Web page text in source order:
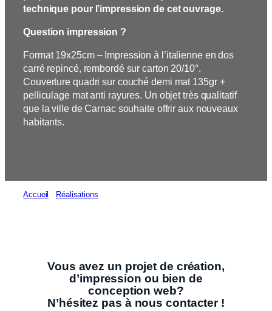
technique pour l’impression de cet ouvrage.
Question impression ?
Format 19x25cm – Impression à l’italienne en dos
carré repincé, rembordé sur carton 20/10°.
Couverture quadri sur couché demi mat 135gr +
pelliculage mat anti rayures. Un objet très qualitatif
que la ville de Carnac souhaite offrir aux nouveaux
habitants.
Accueil Réalisations
Vous avez un projet de création,
d’impression ou bien de
conception web?
N’hésitez pas à nous contacter !